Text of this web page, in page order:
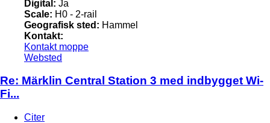
Digital: Ja
Scale: H0 - 2-rail
Geografisk sted: Hammel
Kontakt:
Kontakt moppe
Websted
Re: Märklin Central Station 3 med indbygget Wi-
Fi...
Citer